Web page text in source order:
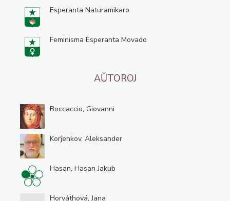
Esperanta Naturamikaro
Feminisma Esperanta Movado
AŬTOROJ
Boccaccio, Giovanni
Korĵenkov, Aleksander
Hasan, Hasan Jakub
Horváthová, Jana